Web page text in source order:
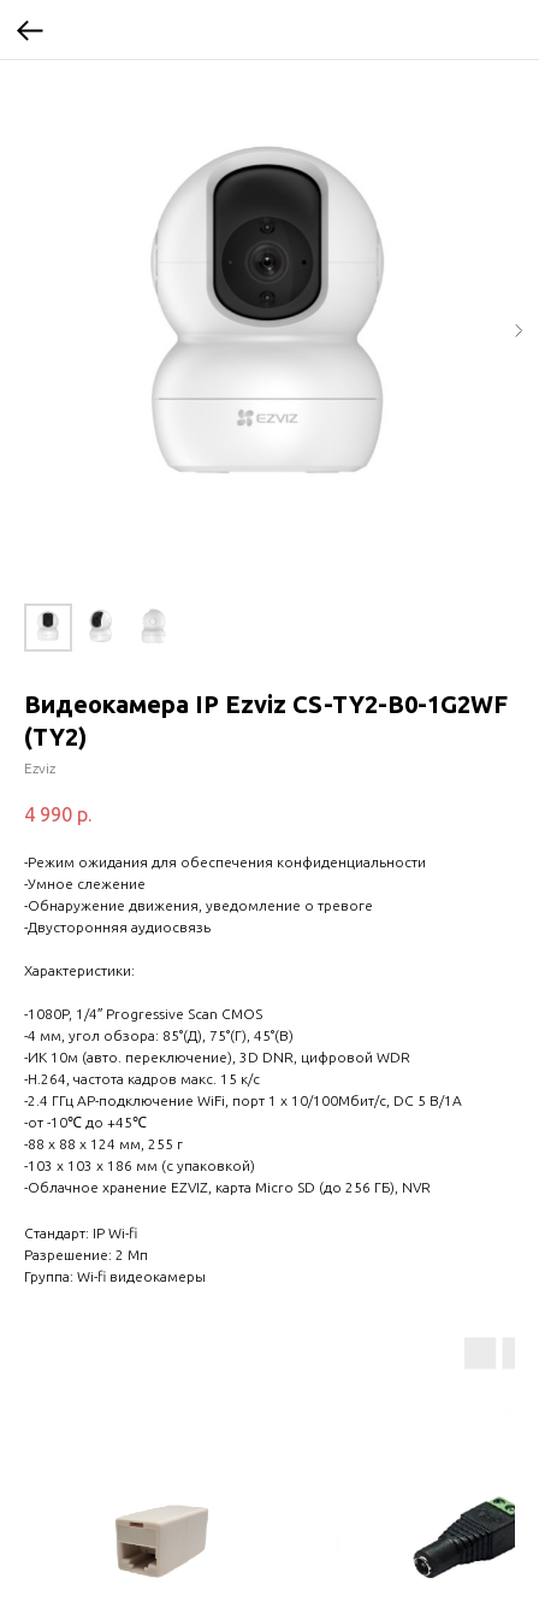
Видеокамера IP Ezviz CS-TY2-B0-1G2WF
(TY2)
Ezviz
4 990 р.
-Режим ожидания для обеспечения конфиденциальности
-Умное слежение
-Обнаружение движения, уведомление о тревоге
-Двусторонняя аудиосвязь
Характеристики:
-1080P, 1/4″ Progressive Scan CMOS
-4 мм, угол обзора: 85°(Д), 75°(Г), 45°(В)
-ИК 10м (авто. переключение), 3D DNR, цифровой WDR
-H.264, частота кадров макс. 15 к/с
-2.4 ГГц AP-подключение WiFi, порт 1 x 10/100Мбит/с, DC 5 В/1А
-от -10℃ до +45℃
-88 x 88 x 124 мм, 255 г
-103 х 103 х 186 мм (с упаковкой)
-Облачное хранение EZVIZ, карта Micro SD (до 256 ГБ), NVR
Стандарт: IP Wi-fi
Разрешение: 2 Мп
Группа: Wi-fi видеокамеры